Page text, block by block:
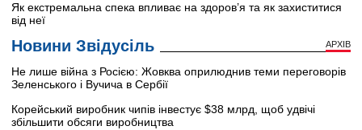
Як екстремальна спека впливає на здоров’я та як захиститися
від неї
Новини Звідусіль АРХІВ
Не лише війна з Росією: Жовква оприлюднив теми переговорів
Зеленського і Вучича в Сербії
Корейський виробник чипів інвестує $38 млрд, щоб удвічі
збільшити обсяги виробництва